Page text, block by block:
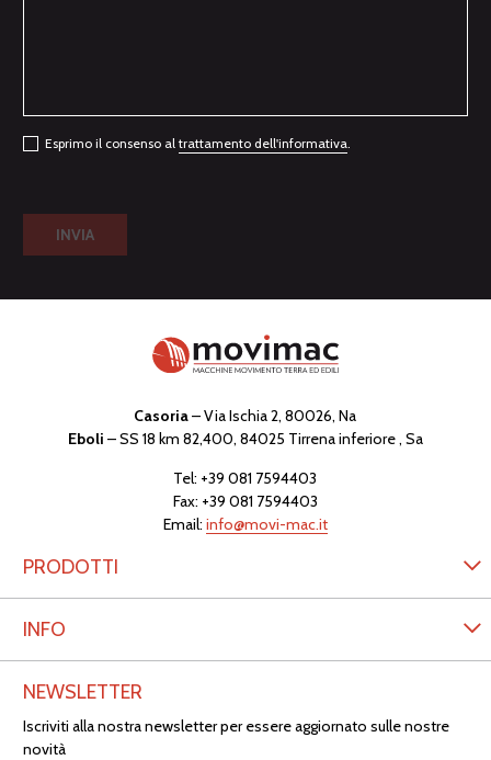
Esprimo il consenso al trattamento dell'informativa.
Casoria– Via Ischia 2, 80026, Na
Eboli – SS 18 km 82,400, 84025 Tirrena inferiore , Sa
Tel: +39 081 7594403
Fax: +39 081 7594403
Email: info@movi-mac.it
PRODOTTI
INFO
NEWSLETTER
Iscriviti alla nostra newsletter per essere aggiornato sulle nostre
novità